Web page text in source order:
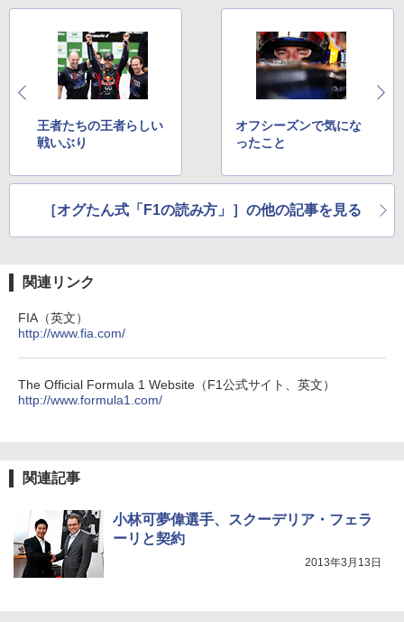
王者たちの王者らしい
戦いぶり
オフシーズンで気にな
ったこと
［オグたん式「F1の読み方」］の他の記事を見る
関連リンク
FIA（英文）
http://www.fia.com/
The Official Formula 1 Website（F1公式サイト、英文）
http://www.formula1.com/
関連記事
小林可夢偉選手、スクーデリア・フェラ
ーリと契約
2013年3月13日